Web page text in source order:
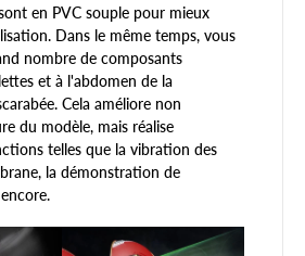
en PVC souple pour mieux
Dans le même temps, vous
nombre de composants
et à l'abdomen de la
Cela améliore non
du modèle, mais réalise
telles que la vibration des
la démonstration de